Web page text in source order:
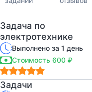
Задача по
электротехнике
Выполнено за 1 день
Стоимость 600 ₽
Задачи